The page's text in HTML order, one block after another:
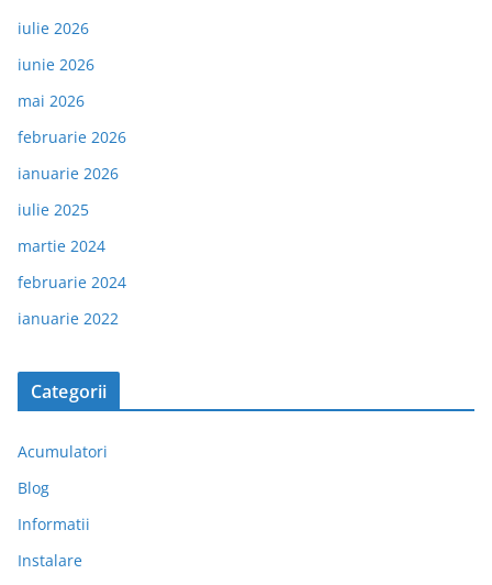
iulie 2026
iunie 2026
mai 2026
februarie 2026
ianuarie 2026
iulie 2025
martie 2024
februarie 2024
ianuarie 2022
Categorii
Acumulatori
Blog
Informatii
Instalare